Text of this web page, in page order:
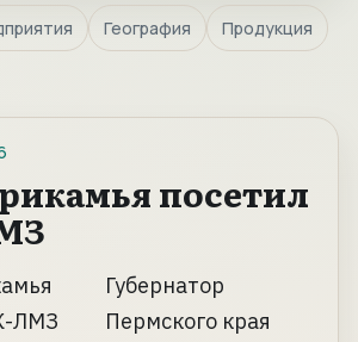
География Продукция
посетил
Губернатор
Пермского края